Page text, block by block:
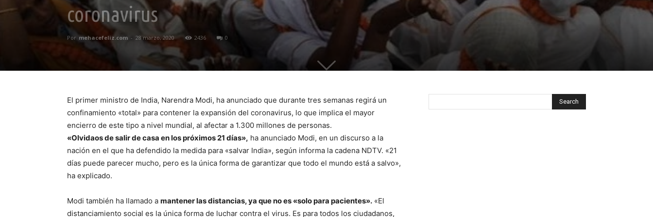
coronavirus
Por mehacefeliz.com - 28 marzo, 2020 2436 0
El primer ministro de India, Narendra Modi, ha anunciado que durante tres semanas regirá un
confinamiento «total» para contener la expansión del coronavirus, lo que implica el mayor
encierro de este tipo a nivel mundial, al afectar a 1.300 millones de personas.
«Olvidaos de salir de casa en los próximos 21 días», ha anunciado Modi, en un discurso a la
nación en el que ha defendido la medida para «salvar India», según informa la cadena NDTV. «21
días puede parecer mucho, pero es la única forma de garantizar que todo el mundo está a salvo»,
ha explicado.
Modi también ha llamado a mantener las distancias, ya que no es «solo para pacientes». «El
distanciamiento social es la única forma de luchar contra el virus. Es para todos los ciudadanos,